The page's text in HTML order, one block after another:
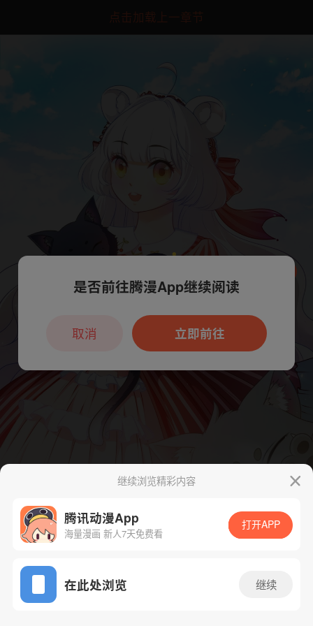
点击加载上一章节
App免费看
下一话 腾漫App免费看
继续浏览精彩内容
腾讯动漫App
海量漫画 新人7天免费看
打开APP
在此处浏览 继续
本章节仅支持App阅读，可打开App新用
户7天免费看
是否前往腾漫App继续阅读
立即前往
取消